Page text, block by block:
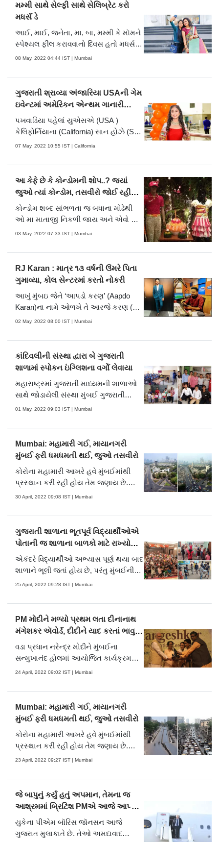
મમ્મી સાથે સેલ્ફી સાથે સેલિબ્રેટ કરો
મધર્સ ડે
આઈ, માઈ, જનેતા, મા, બા, મમ્મી કે મૉમને
સ્પેશ્યલ ફીલ કરાવવાનો દિવસ હતો મધર્સ
ડેનો. ‘મિડ-ડે’ સાથે મળીને તમે તમારી મમ્મીને
માટેની તમારી ફીલિંગ્સ વ્યક્ત કરો મિડ-ડેના
માધ્યમથી.
08 May, 2022 04:44 IST | Mumbai
ગુજરાતી શ્રાવ્યા અંજારિયા USAની ગેમ
ઇવેન્ટમાં અમેરિકન એન્થમ ગાનારી
પહેલી ટીનએજર
પખવાડિયા પહેલાં યુએસએ (USA )
કેલિફોર્નિયાના (California) સાન હોઝે (San
Jose)માં યોજાયેલા એનએચએલ (NHL)
જેકેટ્સની આઇસ હૉકીની ગેમ જ્યારે શરૂ
થઇ ત્યારે તેના પ્રારંભમાં એક ભારતીય જ
નહીં બલ્કે એક ગુજરાતી અવાજે
સ્ટેડિયમમાં ર.....
07 May, 2022 10:55 IST | California
આ કેફે છે કે કોન્ડોમની શોપ..? જ્યાં
જુઓ ત્યાં કોન્ડોમ, તસવીરો જોઈ રહી
જશો દંગ
કોન્ડોમ શબ્દ સાંભળતા જ બધાના મોઢેથી
ઓ મા માતાજી નિકળી જાય અને એવો ભાવ
દર્શાવે જાણે કે ગુનો કર્યો હોય. ભારતમાં પણ
કોન્ડમની થીમ પર બનેલા આ કેફે
(Condom Cafe)વિશે જાણી તમને નવાઈ
લાગશે.
03 May, 2022 07:33 IST | Mumbai
RJ Karan : માત્ર ૧૩ વર્ષની ઉંમરે પિતા
ગુમાવ્યા, કોલ સેન્ટરમાં કરતો નોકરી
આખું મુંબઇ જેને ‘આપડો કરણ’ (Aapdo
Karan)ના નામે ઓળખે તે આરજે કરણ (RJ
Karan)એ રેડિયો જૉકી બનવાનું સ્વપ્ને પણ
ગુજરાતી મિડ-ડે ડૉટકૉમ સાથેની વાતચીતમાં
આરજે કરણ મહેતા (RJ Karan Mehta)એ
કહ્યું હતું કે, માત.....
02 May, 2022 08:00 IST | Mumbai
કાંદિવલીની સંસ્થા દ્વારા બે ગુજરાતી
શાળામાં સ્પોકન ઇંગ્લિશના વર્ગો લેવાયા
મહારાષ્ટ્રમાં ગુજરાતી માધ્યમની શાળાઓ
સાથે જોડાયેલી સંસ્થા મુંબઈ ગુજરાતી
સંગઠન દ્વારા મલાડ પૂર્વની બે ગુજરાતી
સ્પોકન ઇંગ્લિશના વર્ગો લેવામાં આવ્યા હતા.
આ ઉપક્રમ અંતર્ગત બંને શાળાના ૫૦૦થી
વધુ બાળકો જોડાયા હતાં અને હસતાં.....
01 May, 2022 09:03 IST | Mumbai
Mumbai: મહામારી ગઈ, માયાનગરી
મુંબઈ ફરી ધમધમતી થઈ, જુઓ તસવીરો
કોરોના મહામારી આખરે હવે મુંબઈમાંથી
પ્રસ્થાન કરી રહી હોય તેમ જણાય છે.
મુંબઈમાં દૈનિક કોરોના દર્દીઓની સંખ્યા પણ
સહિતના નિયમો પણ રાજ્ય સરકારે પાછા
ખેંચી લીધા છે. છેલ્લાં બે વર્ષમાં મહામારીની
ત્રણ લહેર છતાં મુંબઈએ ફરી ખૂબ.....
30 April, 2022 09:08 IST | Mumbai
ગુજરાતી શાળાના ભૂતપૂર્વ વિદ્યાર્થીઓએ
પોતાની જ શાળાના બાળકો માટે રાખ્યો
સમર કેમ્પ
એકંદરે વિદ્યાર્થીઓ અભ્યાસ પૂર્ણ થયા બાદ
શાળાને ભૂલી જતાં હોય છે, પરંતુ મુંબઈની
ગુજરાતી શાળાના કેટલાક ભૂતપૂર્વઓએ આ
માતૃભાષાના માધ્યમની શાળાઓના ઉત્કર્ષ
માટે કાર્યરત મુંબઈ ગુજરાતી સંગઠન સાથે
જોડાયેલા શાળાના ભૂતપૂર.....
25 April, 2022 09:28 IST | Mumbai
PM મોદીને મળ્યો પ્રથમ લતા દીનાનાથ
મંગેશકર ઍવોર્ડ, દીદીને યાદ કરતાં ભાવુક
થયા...
વડા પ્રધાન નરેન્દ્ર મોદીને મુંબઈના
સન્મુખાનંદ હોલમાં આયોજિત કાર્યક્રમમાં
આજે પ્રથમ `લતા દીનાનાથ મંગેશકર
ઍવોર્ડ સ્વીકાર્યા બાદ વડાપ્રધાન મોદી ભાવુક
થઈ ગયા હતા. આ પ્રસંગે તેમણે કહ્યું કે
“આટલા વર્ષોમાં આ પહે.....
24 April, 2022 09:02 IST | Mumbai
Mumbai: મહામારી ગઈ, માયાનગરી
મુંબઈ ફરી ધમધમતી થઈ, જુઓ તસવીરો
કોરોના મહામારી આખરે હવે મુંબઈમાંથી
પ્રસ્થાન કરી રહી હોય તેમ જણાય છે.
મુંબઈમાં દૈનિક કોરોના દર્દીઓની સંખ્યા પણ
સહિતના નિયમો પણ રાજ્ય સરકારે પાછા
ખેંચી લીધા છે. છેલ્લાં બે વર્ષમાં મહામારીની
ત્રણ લહેર છતાં મુંબઈએ ફરી ખૂબ.....
23 April, 2022 09:27 IST | Mumbai
જે બાપુનું કર્યું હતું અપમાન, તેમના જ
આશ્રમમાં બ્રિટિશ PMએ આજે આપ્યું
સન્માન
યુકેના પીએમ બૉરિસ જૉનસન આજે
ગુજરાત મુલાકાતે છે. તેઓ અમદાવાદ